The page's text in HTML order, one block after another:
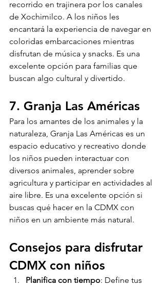
recorrido en trajinera por los canales
de Xochimilco. A los niños les
encantará la experiencia de navegar en
coloridas embarcaciones mientras
disfrutan de música y snacks. Es una
excelente opción para familias que
buscan algo cultural y divertido.
7. Granja Las Américas
Para los amantes de los animales y la
naturaleza, Granja Las Américas es un
espacio educativo y recreativo donde
los niños pueden interactuar con
diversos animales, aprender sobre
agricultura y participar en actividades al
aire libre. Es una excelente opción si
buscas qué hacer en la CDMX con
niños en un ambiente más natural.
Consejos para disfrutar
CDMX con niños
Planifica con tiempo: Define tus